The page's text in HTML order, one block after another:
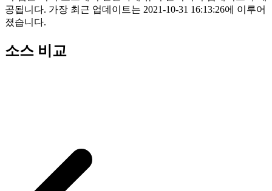
공됩니다. 가장 최근 업데이트는 2021-10-31 16:13:26에 이루어
졌습니다.
소스 비교